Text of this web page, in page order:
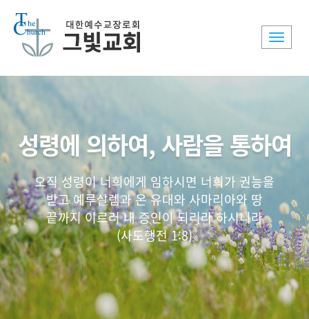
Toggle
성령에 의하여, 사람을 통하여
오직 성령이 너희에게 임하시면 너희가 권능을
받고 예루살렘과 온 유대와 사마리아와 땅
끝까지 이르러 내 증인이 되리라 하시니라
(사도행전 1:8)